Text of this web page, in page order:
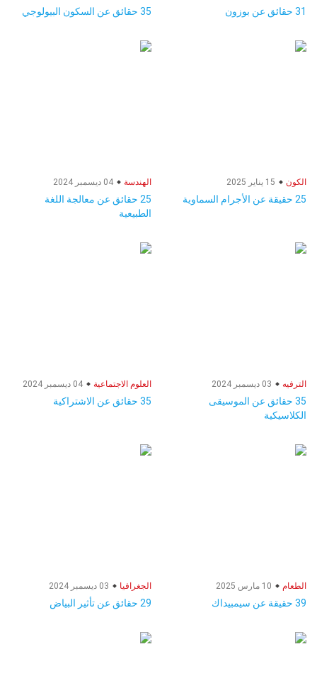
31 حقائق عن بوزون 35 حقائق عن السكون البيولوجي
الكون
25 حقيقة عن الأجرام السماوية
الهندسة
25 حقائق عن معالجة اللغة
الطبيعية
الترفيه
35 حقائق عن الموسيقى
الكلاسيكية
العلوم الاجتماعية
35 حقائق عن الاشتراكية
الطعام
39 حقيقة عن سيمبيداك
الجغرافيا
29 حقائق عن تأثير البياض